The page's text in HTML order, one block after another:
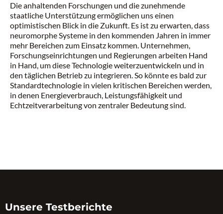
Die anhaltenden Forschungen und die zunehmende
staatliche Unterstützung ermöglichen uns einen
optimistischen Blick in die Zukunft. Es ist zu erwarten, dass
neuromorphe Systeme in den kommenden Jahren in immer
mehr Bereichen zum Einsatz kommen. Unternehmen,
Forschungseinrichtungen und Regierungen arbeiten Hand
in Hand, um diese Technologie weiterzuentwickeln und in
den täglichen Betrieb zu integrieren. So könnte es bald zur
Standardtechnologie in vielen kritischen Bereichen werden,
in denen Energieverbrauch, Leistungsfähigkeit und
Echtzeitverarbeitung von zentraler Bedeutung sind.
Unsere Testberichte